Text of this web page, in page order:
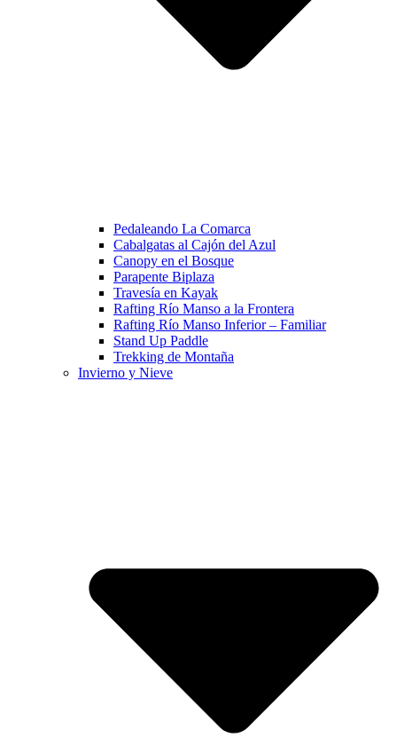
Pedaleando La Comarca
Cabalgatas al Cajón del Azul
Canopy en el Bosque
Parapente Biplaza
Travesía en Kayak
Rafting Río Manso a la Frontera
Rafting Río Manso Inferior – Familiar
Stand Up Paddle
Trekking de Montaña
Invierno y Nieve